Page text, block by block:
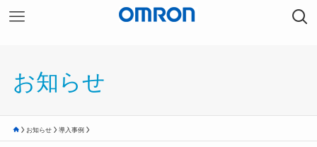
お知らせ
お知らせ 導入事例